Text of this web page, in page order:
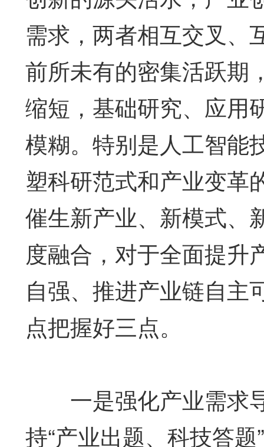
需求，两者相互交叉、
前所未有的密集活跃期
缩短，基础研究、应用
模糊。特别是人工智能
塑科研范式和产业变革
催生新产业、新模式、
度融合，对于全面提升
自强、推进产业链自主
点把握好三点。
一是强化产业需求
持“产业出题、科技答